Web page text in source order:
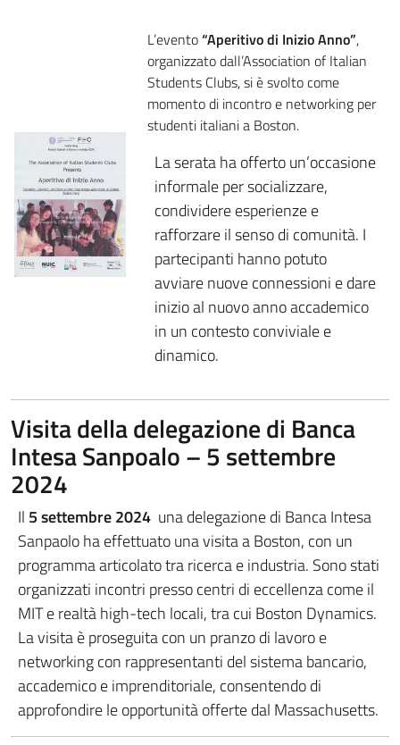
L’evento“Aperitivo di Inizio Anno”,
organizzato dall’Association of Italian
Students Clubs, si è svolto come
momento di incontro e networking per
studenti italiani a Boston.
La serata ha offerto un’occasione
informale per socializzare,
condividere esperienze e
rafforzare il senso di comunità. I
partecipanti hanno potuto
avviare nuove connessioni e dare
inizio al nuovo anno accademico
in un contesto conviviale e
dinamico.
Visita della delegazione di Banca
Intesa Sanpoalo – 5 settembre
2024
Il 5 settembre 2024 una delegazione di Banca Intesa
Sanpaolo ha effettuato una visita a Boston, con un
programma articolato tra ricerca e industria. Sono stati
organizzati incontri presso centri di eccellenza come il
MIT e realtà high-tech locali, tra cui Boston Dynamics.
La visita è proseguita con un pranzo di lavoro e
networking con rappresentanti del sistema bancario,
accademico e imprenditoriale, consentendo di
approfondire le opportunità offerte dal Massachusetts.